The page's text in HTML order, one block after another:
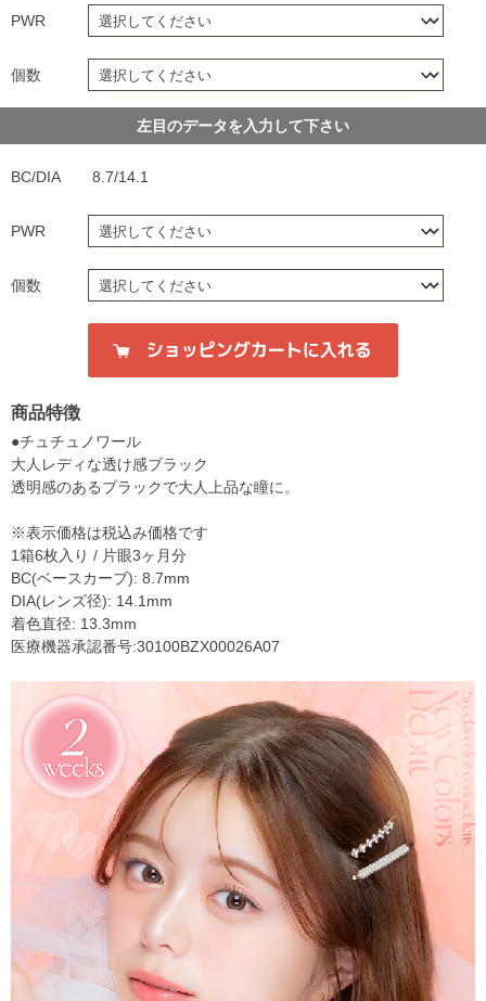
PWR
個数
左目のデータを入力して下さい
BC/DIA 8.7/14.1
PWR
個数
商品特徴
●チュチュノワール
大人レディな透け感ブラック
透明感のあるブラックで大人上品な瞳に。
※表示価格は税込み価格です
1箱6枚入り / 片眼3ヶ月分
BC(ベースカーブ): 8.7mm
DIA(レンズ径): 14.1mm
着色直径: 13.3mm
医療機器承認番号:30100BZX00026A07